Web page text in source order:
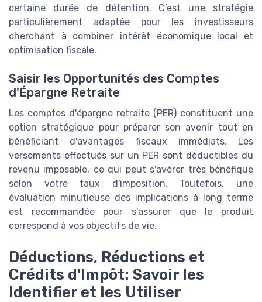
certaine durée de détention. C'est une stratégie
particulièrement adaptée pour les investisseurs
cherchant à combiner intérêt économique local et
optimisation fiscale.
Saisir les Opportunités des Comptes
d'Épargne Retraite
Les comptes d'épargne retraite (PER) constituent une
option stratégique pour préparer son avenir tout en
bénéficiant d'avantages fiscaux immédiats. Les
versements effectués sur un PER sont déductibles du
revenu imposable, ce qui peut s'avérer très bénéfique
selon votre taux d'imposition. Toutefois, une
évaluation minutieuse des implications à long terme
est recommandée pour s'assurer que le produit
correspond à vos objectifs de vie.
Déductions, Réductions et
Crédits d'Impôt: Savoir les
Identifier et les Utiliser